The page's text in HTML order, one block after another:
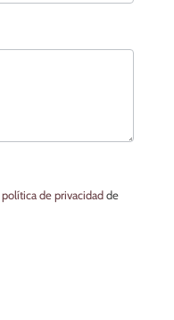
política de privacidadde